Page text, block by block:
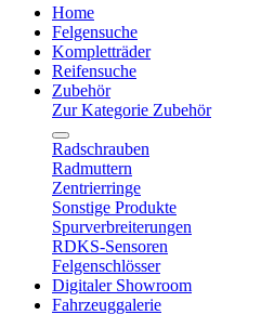
Home
Felgensuche
Kompletträder
Reifensuche
Zubehör
Zur Kategorie Zubehör
Radschrauben
Radmuttern
Zentrierringe
Sonstige Produkte
Spurverbreiterungen
RDKS-Sensoren
Felgenschlösser
Digitaler Showroom
Fahrzeuggalerie